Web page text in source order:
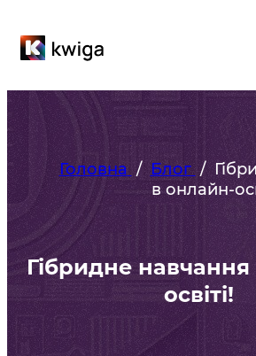
Головна / Блог /
в онлайн-
Гібридне
освіті!